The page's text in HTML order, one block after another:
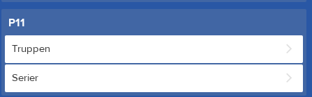
P11
Truppen
Serier